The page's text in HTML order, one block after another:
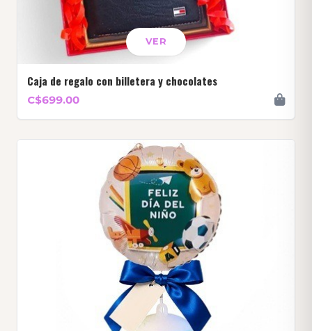
VER
Caja de regalo con billetera y chocolates
C$699.00